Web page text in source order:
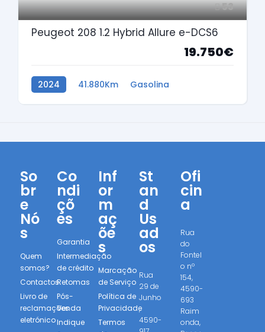
53
Peugeot 208 1.2 Hybrid Allure e-DCS6
19.750€
2024 41.880Km Gasolina
So
br
e
Nó
s
Quem
somos?
Contactos
Livro de
reclamações
eletrónico
Co
ndi
çõ
es
Garantia
Intermediação
de crédito
Retomas
Pós-
Venda
Indique
Inf
or
m
aç
õe
s
Marcação
de Serviço
Política de
Privacidade
Termos
St
an
d
Us
ad
os
Rua
29 de
Junho
,
4590-
Ofi
cin
a
Rua
do
Fontel
o nº
154,
4590-
693
Raim
onda,